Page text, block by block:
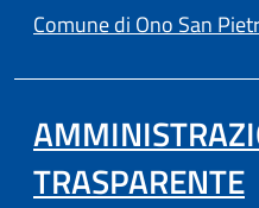
Comune di Ono San
TRASPARENTE